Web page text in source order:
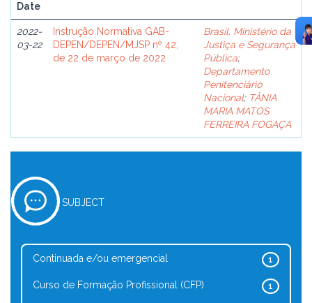
Date
2022-
03-22
Instrução Normativa GAB-
DEPEN/DEPEN/MJSP nº 42,
de 22 de março de 2022
Brasil. Ministério da
Justiça e Segurança
Pública;
Departamento
Penitenciário
Nacional; TÂNIA
MARIA MATOS
FERREIRA FOGAÇA
SUBJECT
1
Continuada e/ou emergencial
1
Curso de Formação Profissional (CFP)